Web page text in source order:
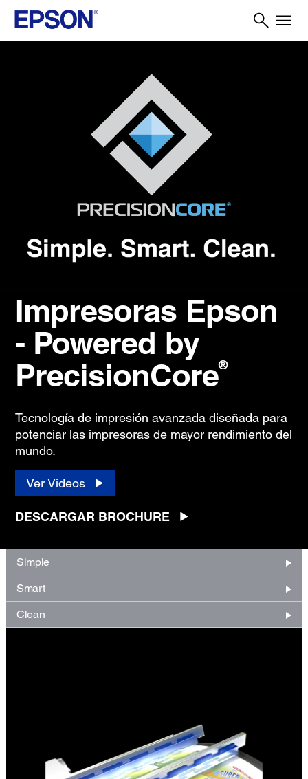
Impresoras Epson
- Powered by
PrecisionCore®
Tecnología de impresión avanzada diseñada para
potenciar las impresoras de mayor rendimiento del
mundo.
Ver Videos
DESCARGAR BROCHURE
Simple
Smart
Clean